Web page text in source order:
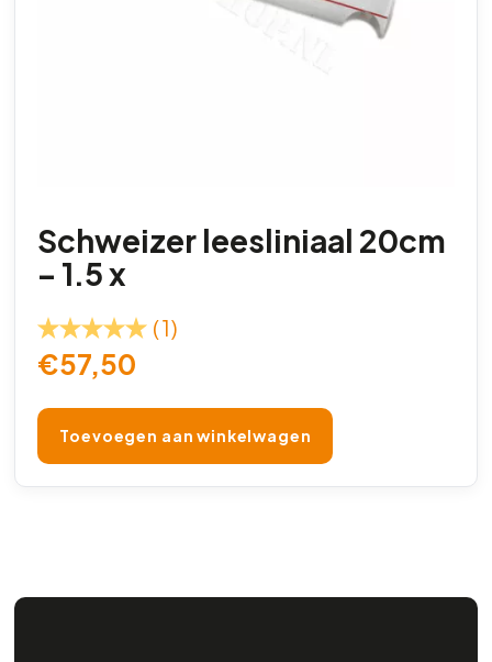
Schweizer leesliniaal 20cm
– 1.5 x
(1)
€57,50
Toevoegen aan winkelwagen